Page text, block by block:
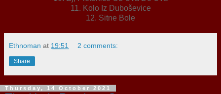
11. Kolo Iz Duboševice
12. Sitne Bole
Ethnoman at 19:51 2 comments:
Share
Thursday, 14 October 2021